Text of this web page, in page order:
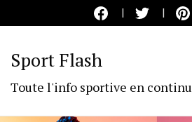
Sport Flash
Toute l'info sportive en continu